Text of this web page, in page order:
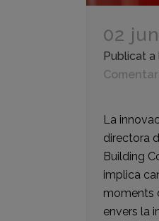
02
Publicat a
La
directora
Building
implica
moments
envers la